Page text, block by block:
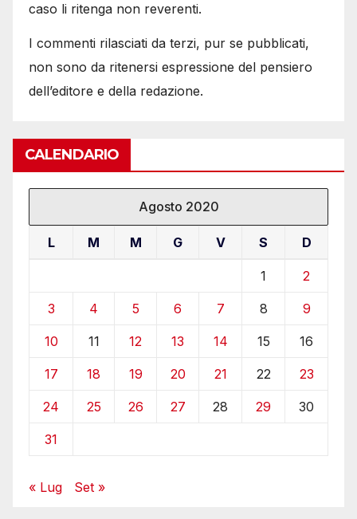
caso li ritenga non reverenti.
I commenti rilasciati da terzi, pur se pubblicati,
non sono da ritenersi espressione del pensiero
dell’editore e della redazione.
CALENDARIO
Agosto 2020
L M M G V S D
1 2
3 4 5 6 7 8 9
10 11 12 13 14 15 16
17 18 19 20 21 22 23
24 25 26 27 28 29 30
31
« Lug Set »